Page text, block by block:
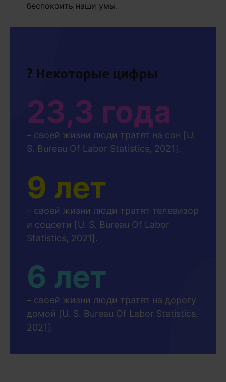
беспокоить наши умы.
? Некоторые цифры
23,3 года
– своей жизни люди тратят на сон [U.
S. Bureau Of Labor Statistics, 2021].
9 лет
– своей жизни люди тратят телевизор
и соцсети [U. S. Bureau Of Labor
Statistics, 2021].
6 лет
– своей жизни люди тратят на дорогу
домой [U. S. Bureau Of Labor Statistics,
2021].